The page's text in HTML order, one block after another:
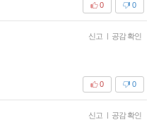
0
0
신고 | 공감 확인
0
0
신고 | 공감 확인